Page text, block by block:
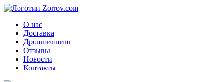
О нас
Доставка
Дропшиппинг
Отзывы
Новости
Контакты